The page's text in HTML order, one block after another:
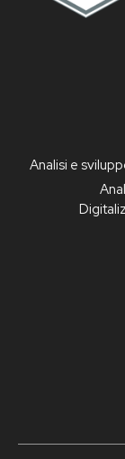
Analisi e